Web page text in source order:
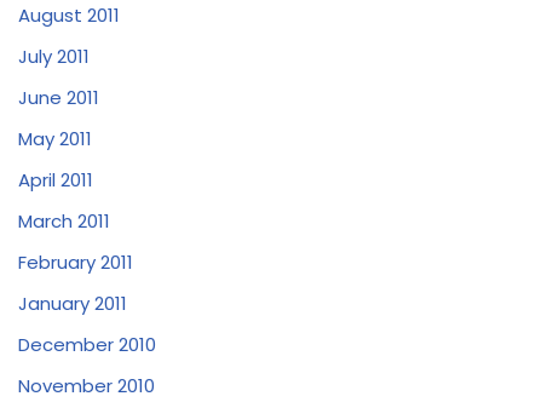
August 2011
July 2011
June 2011
May 2011
April 2011
March 2011
February 2011
January 2011
December 2010
November 2010